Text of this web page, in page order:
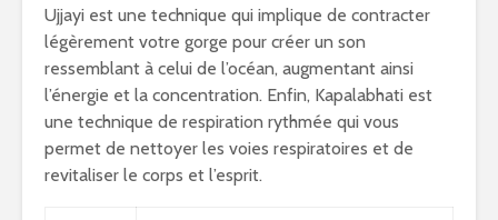
Ujjayi est une technique qui implique de contracter
légèrement votre gorge pour créer un son
ressemblant à celui de l’océan, augmentant ainsi
l’énergie et la concentration. Enfin, Kapalabhati est
une technique de respiration rythmée qui vous
permet de nettoyer les voies respiratoires et de
revitaliser le corps et l’esprit.